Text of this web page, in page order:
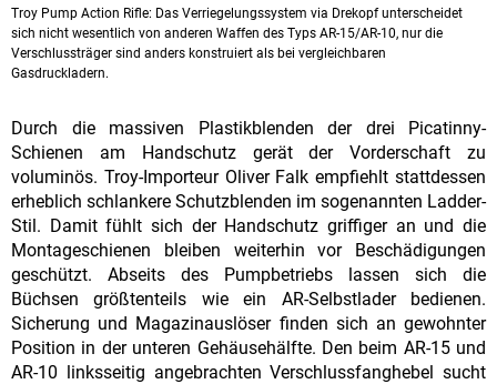
Troy Pump Action Rifle: Das Verriegelungssystem via Drekopf unterscheidet
sich nicht wesentlich von anderen Waffen des Typs AR-15/AR-10, nur die
Verschlussträger sind anders konstruiert als bei vergleichbaren
Gasdruckladern.
Durch die massiven Plastikblenden der drei Picatinny-
Schienen am Handschutz gerät der Vorderschaft zu
voluminös. Troy-Importeur Oliver Falk empfiehlt stattdessen
erheblich schlankere Schutzblenden im sogenannten Ladder-
Stil. Damit fühlt sich der Handschutz griffiger an und die
Montageschienen bleiben weiterhin vor Beschädigungen
geschützt. Abseits des Pumpbetriebs lassen sich die
Büchsen größtenteils wie ein AR-Selbstlader bedienen.
Sicherung und Magazinauslöser finden sich an gewohnter
Position in der unteren Gehäusehälfte. Den beim AR-15 und
AR-10 linksseitig angebrachten Verschlussfanghebel sucht